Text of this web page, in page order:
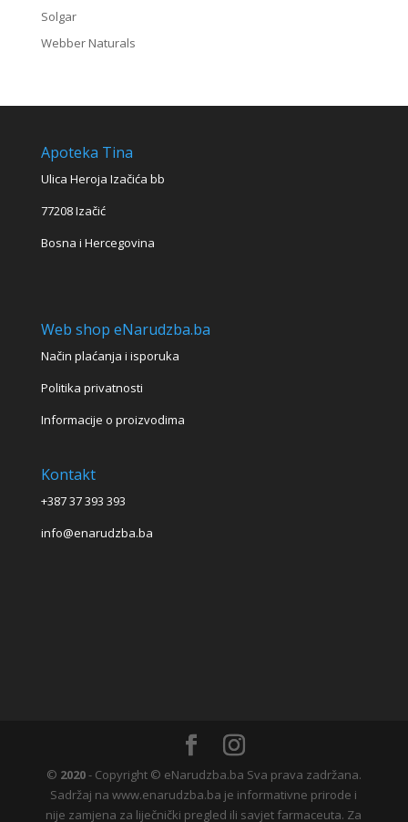
Solgar
Webber Naturals
Apoteka Tina
Ulica Heroja Izačića bb
77208 Izačić
Bosna i Hercegovina
Web shop eNarudzba.ba
Način plaćanja i isporuka
Politika privatnosti
Informacije o proizvodima
Kontakt
+387 37 393 393
info@enarudzba.ba
© 2020- Copyright © eNarudzba.ba Sva prava zadržana.
Sadržaj na www.enarudzba.ba je informativne prirode i
nije zamjena za liječnički pregled ili savjet farmaceuta. Za